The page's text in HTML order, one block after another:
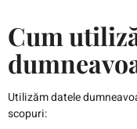
Cum
Utilizăm datele
scopuri: